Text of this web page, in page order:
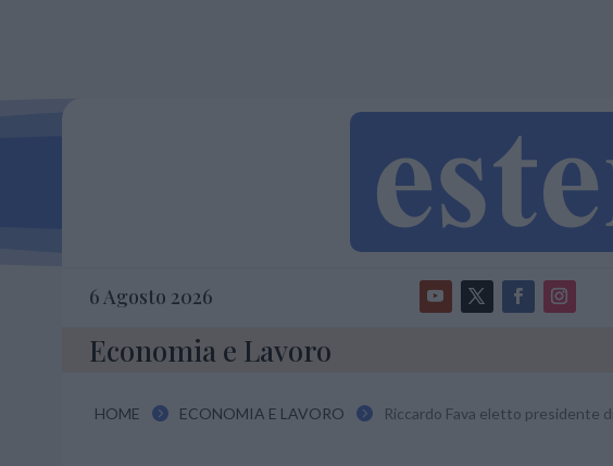
6 Agosto 2026
Economia e Lavoro
HOME  ECONOMIA E LAVORO  Riccardo Fava eletto presidente